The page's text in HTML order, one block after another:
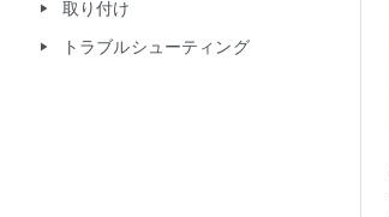
play_arrow 取り付け
play_arrow トラブルシューティング